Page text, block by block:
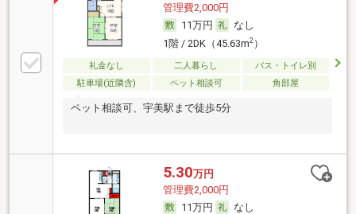
管理費2,000円
11万円
なし
1階 / 2DK（45.63m2）
礼金なし 二人暮らし
バス・トイレ別
駐車場(近隣含)
ペット相談可 角部屋
ペット相談可、宇美駅まで徒歩5分
5.30万円
管理費2,000円
11万円
なし